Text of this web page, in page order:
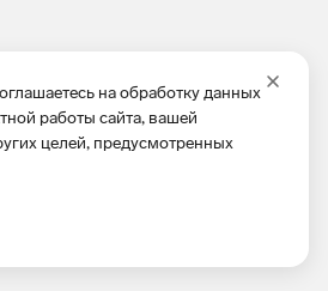
на обработку данных
работы сайта, вашей
целей, предусмотренных